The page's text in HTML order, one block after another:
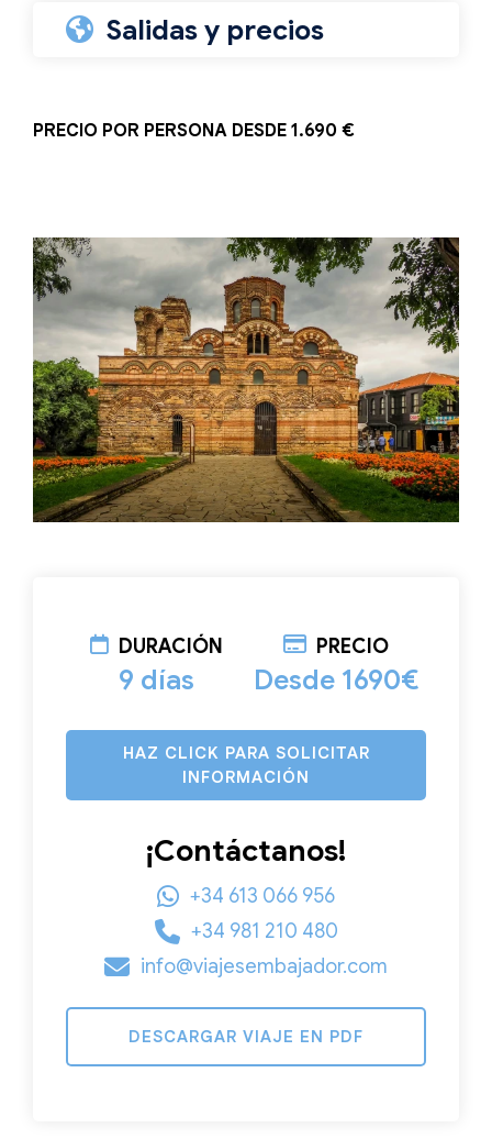
Salidas y precios
PRECIO POR PERSONA DESDE 1.690 €
DURACIÓN
9 días
PRECIO
Desde 1690€
HAZ CLICK PARA SOLICITAR
INFORMACIÓN
¡Contáctanos!
+34 613 066 956
+34 981 210 480
info@viajesembajador.com
DESCARGAR VIAJE EN PDF